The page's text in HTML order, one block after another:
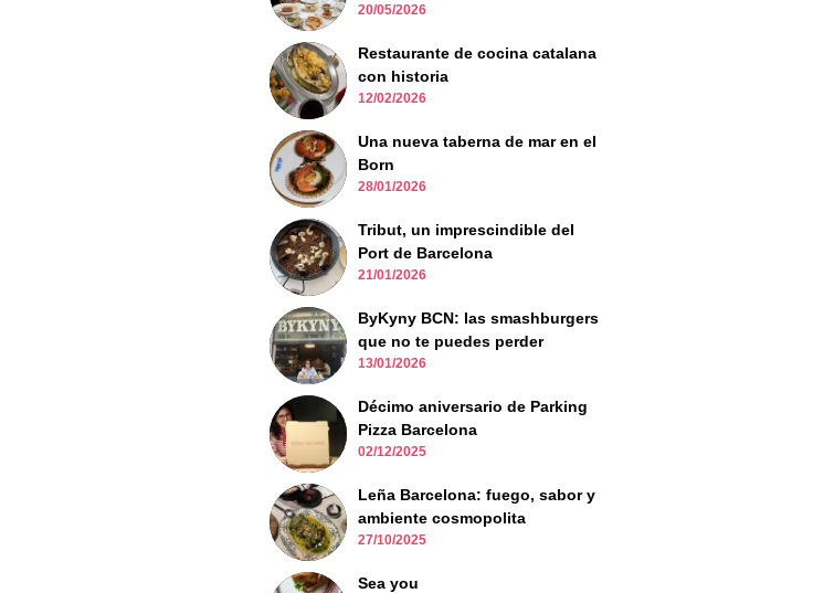
20/05/2026
Restaurante de cocina catalana
con historia
12/02/2026
Una nueva taberna de mar en el
Born
28/01/2026
Tribut, un imprescindible del
Port de Barcelona
21/01/2026
ByKyny BCN: las smashburgers
que no te puedes perder
13/01/2026
Décimo aniversario de Parking
Pizza Barcelona
02/12/2025
Leña Barcelona: fuego, sabor y
ambiente cosmopolita
27/10/2025
Sea you